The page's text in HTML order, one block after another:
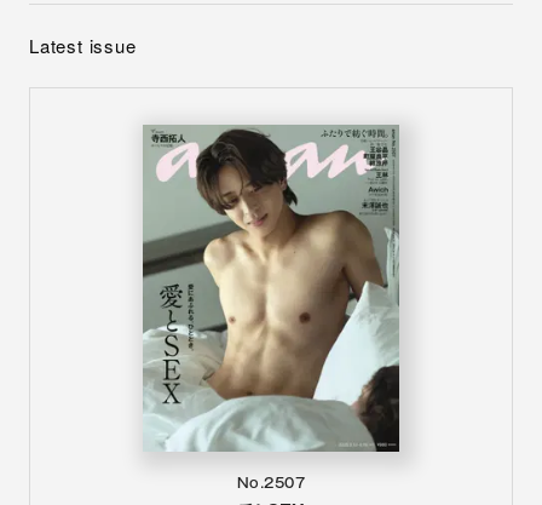
Latest issue
No.2507